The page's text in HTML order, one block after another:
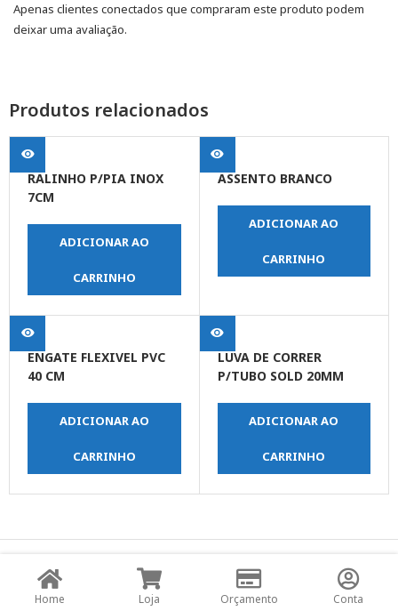
Apenas clientes conectados que compraram este produto podem
deixar uma avaliação.
Produtos relacionados
RALINHO P/PIA INOX
7CM
ADICIONAR AO
CARRINHO
ASSENTO BRANCO
ADICIONAR AO
CARRINHO
ENGATE FLEXIVEL PVC
40 CM
ADICIONAR AO
CARRINHO
LUVA DE CORRER
P/TUBO SOLD 20MM
ADICIONAR AO
CARRINHO
© Copyright JPrime Ferramentas - Todos os Direitos
Reservados - Desenvolvido por UNO Studio Digital.
Home Loja Orçamento Conta